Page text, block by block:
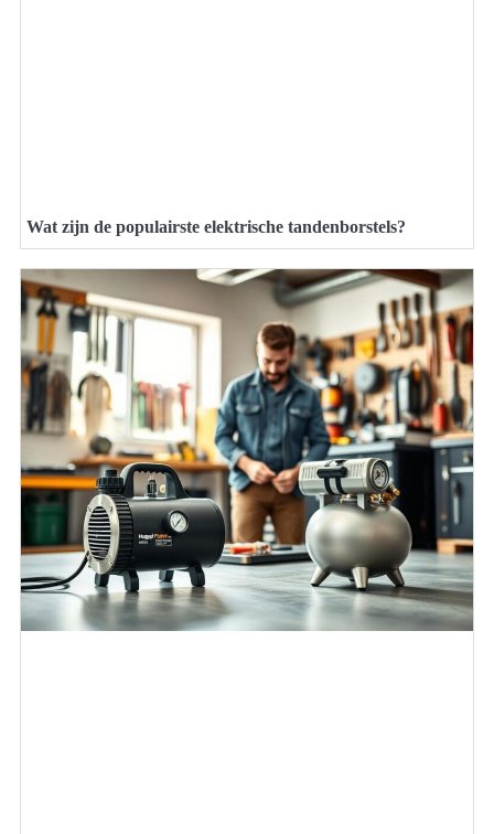
Wat zijn de populairste elektrische tandenborstels?